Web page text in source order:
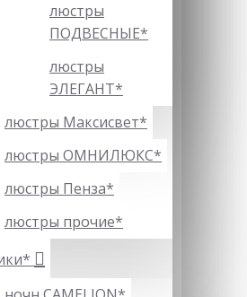
люстры
ПОДВЕСНЫЕ*
люстры
ЭЛЕГАНТ*
люстры Максисвет*
люстры ОМНИЛЮКС*
люстры Пенза*
люстры прочие*